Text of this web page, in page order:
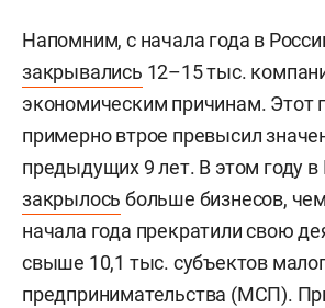
Напомним, с начала года в
закрывались 12–15 тыс.
экономическим причинам. Этот
примерно втрое превысил
предыдущих 9 лет. В этом году в
закрылось больше бизнесов,
начала года прекратили свою
свыше 10,1 тыс. субъектов
предпринимательства (МСП).